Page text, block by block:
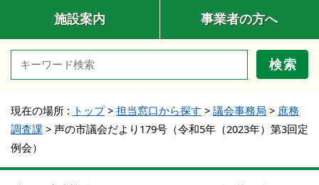
施設案内 事業者の方へ
検索
現在の場所 : トップ> 担当窓口から探す > 議会事務局 > 庶務
調査課 > 声の市議会だより179号（令和5年（2023年）第3回定
例会）